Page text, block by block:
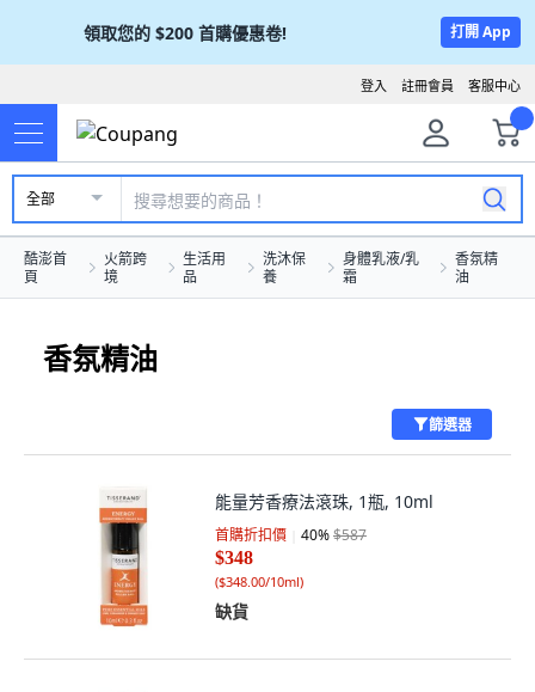
領取您的 $200 首購優惠卷! 打開 App
客服中心
註冊會員
登入
全部
酷澎首
頁
火箭跨
境
生活用
品
洗沐保
養
身體乳液/乳
霜
香氛精
油
香氛精油
篩選器
能量芳香療法滾珠, 1瓶, 10ml
首購折扣價 40%$587
$348
($348.00/10ml)
缺貨